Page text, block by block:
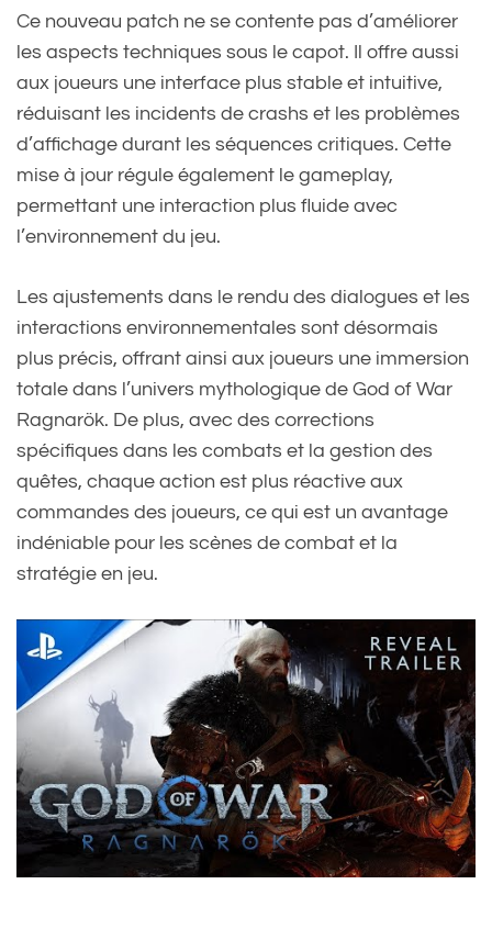
Ce nouveau patch ne se contente pas d’améliorer
les aspects techniques sous le capot. Il offre aussi
aux joueurs une interface plus stable et intuitive,
réduisant les incidents de crashs et les problèmes
d’affichage durant les séquences critiques. Cette
mise à jour régule également le gameplay,
permettant une interaction plus fluide avec
l’environnement du jeu.
Les ajustements dans le rendu des dialogues et les
interactions environnementales sont désormais
plus précis, offrant ainsi aux joueurs une immersion
totale dans l’univers mythologique de God of War
Ragnarök. De plus, avec des corrections
spécifiques dans les combats et la gestion des
quêtes, chaque action est plus réactive aux
commandes des joueurs, ce qui est un avantage
indéniable pour les scènes de combat et la
stratégie en jeu.